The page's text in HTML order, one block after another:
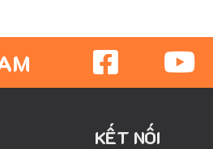
KẾT NỐI